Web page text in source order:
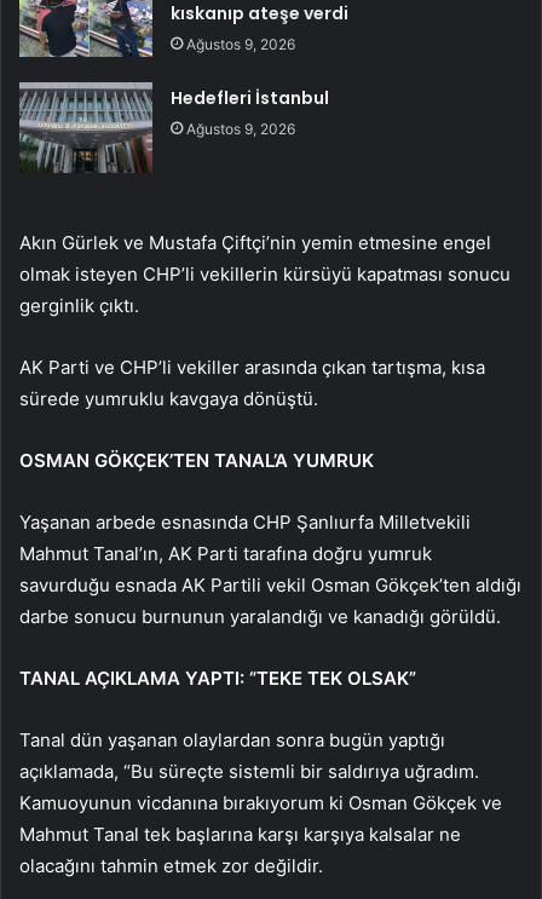
kıskanıp ateşe verdi
Ağustos 9, 2026
Hedefleri İstanbul
Ağustos 9, 2026
Akın Gürlek ve Mustafa Çiftçi’nin yemin etmesine engel
olmak isteyen CHP’li vekillerin kürsüyü kapatması sonucu
gerginlik çıktı.
AK Parti ve CHP’li vekiller arasında çıkan tartışma, kısa
sürede yumruklu kavgaya dönüştü.
OSMAN GÖKÇEK’TEN TANAL’A YUMRUK
Yaşanan arbede esnasında CHP Şanlıurfa Milletvekili
Mahmut Tanal’ın, AK Parti tarafına doğru yumruk
savurduğu esnada AK Partili vekil Osman Gökçek’ten aldığı
darbe sonucu burnunun yaralandığı ve kanadığı görüldü.
TANAL AÇIKLAMA YAPTI: “TEKE TEK OLSAK”
Tanal dün yaşanan olaylardan sonra bugün yaptığı
açıklamada, “Bu süreçte sistemli bir saldırıya uğradım.
Kamuoyunun vicdanına bırakıyorum ki Osman Gökçek ve
Mahmut Tanal tek başlarına karşı karşıya kalsalar ne
olacağını tahmin etmek zor değildir.